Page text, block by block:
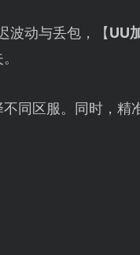
波动与丢包，【UU
同区服。同时，精